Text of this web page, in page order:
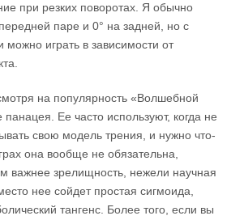
при резких поворотах. Я обычно
паре и 0° на задней, но с
можно играть в зависимости от
на популярность «Волшебной
Ее часто используют, когда не
свою модель трения, и нужно что-
она вообще не обязательна,
важнее зрелищность, нежели научная
нее сойдет простая сигмоида,
тангенс. Более того, если вы